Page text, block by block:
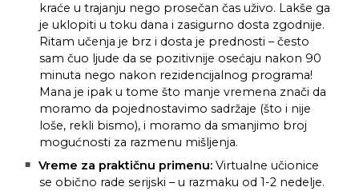
kraće u trajanju nego prosečan čas uživo. Lakše ga
je uklopiti u toku dana i zasigurno dosta zgodnije.
Ritam učenja je brz i dosta je prednosti – često
sam čuo ljude da se pozitivnije osećaju nakon 90
minuta nego nakon rezidencijalnog programa!
Mana je ipak u tome što manje vremena znači da
moramo da pojednostavimo sadržaje (što i nije
loše, rekli bismo), i moramo da smanjimo broj
mogućnosti za razmenu mišljenja.
Vreme za praktičnu primenu: Virtualne učionice
se obično rade serijski – u razmaku od 1-2 nedelje.